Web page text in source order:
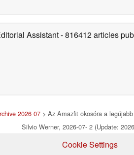
Assistant- 816412 articles
2026 07> Az Amazfit okosóra a
Silvio Werner, 2026-07- 2 (Update:
Cookie Settings